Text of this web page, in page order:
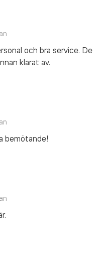
och bra service. De
klarat av.
bemötande!